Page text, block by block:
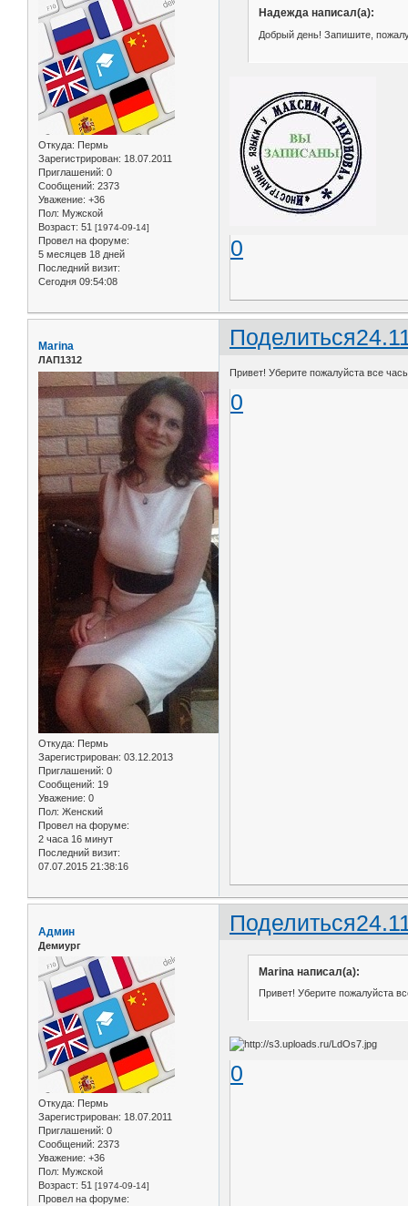
Откуда: Пермь
Зарегистрирован: 18.07.2011
Приглашений: 0
Сообщений: 2373
Уважение: +36
Пол: Мужской
Возраст: 51 [1974-09-14]
Провел на форуме:
5 месяцев 18 дней
Последний визит:
Сегодня 09:54:08
Надежда написал(а):
Добрый день! Запишите,
0
Поделиться
Marina
ЛАП1312
Откуда: Пермь
Зарегистрирован: 03.12.2013
Приглашений: 0
Сообщений: 19
Уважение: 0
Пол: Женский
Провел на форуме:
2 часа 16 минут
Последний визит:
07.07.2015 21:38:16
Привет! Уберите пожалуйста все
0
Поделиться
Админ
Демиург
Откуда: Пермь
Зарегистрирован: 18.07.2011
Приглашений: 0
Сообщений: 2373
Уважение: +36
Пол: Мужской
Возраст: 51 [1974-09-14]
Провел на форуме:
Marina написал(а):
Привет! Уберите пожалуйста
0